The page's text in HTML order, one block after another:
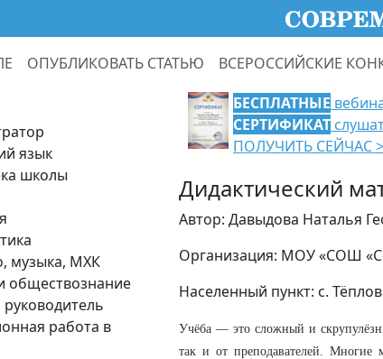
ОПУБЛИКОВАТЬ СТАТЬЮ ВСЕРОССИЙСКИЕ
язык
школы
музыка, МХК
обществознание
работа в
БЕСПЛАТНЫЕ
СЕРТИФИКАТ
ПОЛУЧИТЬ СЕЙЧАС
Дидактический
Автор: Давыдова Наталья
Организация: МОУ «СОШ
Населенный пункт: с.
Учёба — это сложный и
так и от преподавателей. Многие